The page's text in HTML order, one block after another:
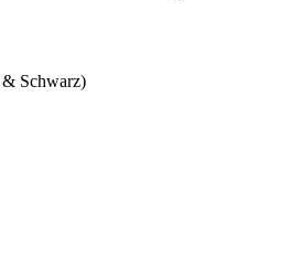
Schwarz)